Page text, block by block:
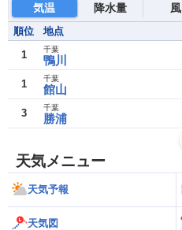
コーヒータイム・魚住茉由
／山口剛央〉
気温 降水量 風
順位 地点
1 鴨川
千葉
1 館山
千葉
3 勝浦
千葉
天気メニュー
天気予報
天気図